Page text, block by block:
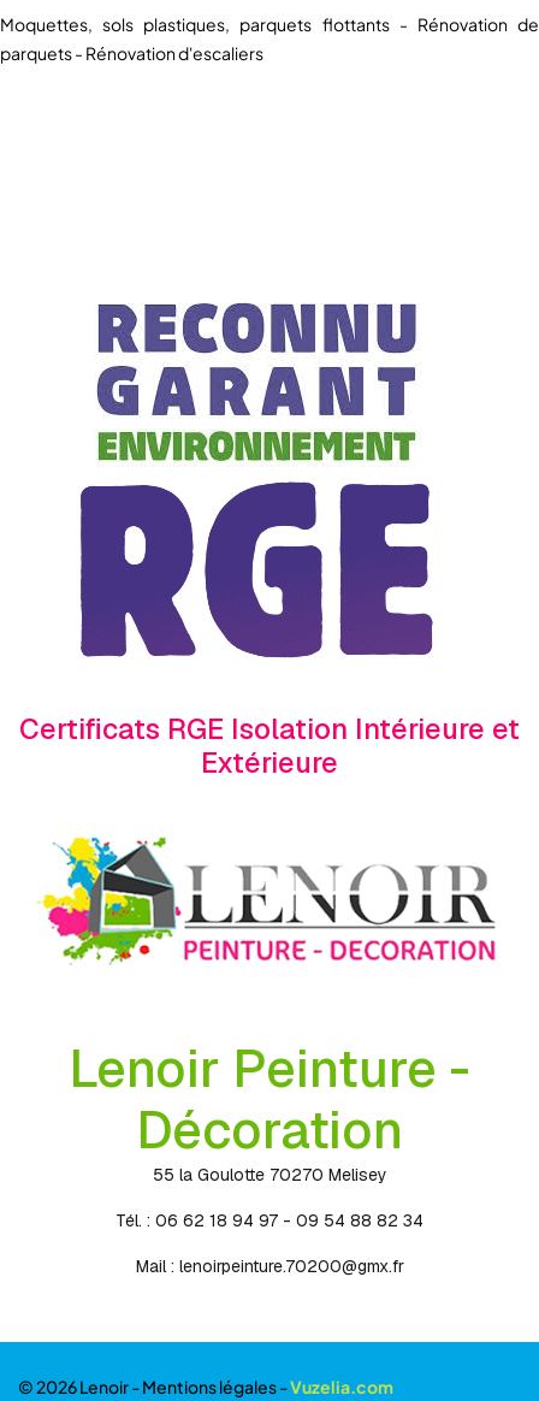
Moquettes, sols plastiques, parquets flottants - Rénovation de
parquets - Rénovation d'escaliers
Certificats RGE Isolation Intérieure et
Extérieure
Lenoir Peinture -
Décoration
55 la Goulotte 70270 Melisey
Tél. : 06 62 18 94 97 - 09 54 88 82 34
Mail : lenoirpeinture.70200@gmx.fr
© 2026 Lenoir -Mentions légales-Vuzelia.com